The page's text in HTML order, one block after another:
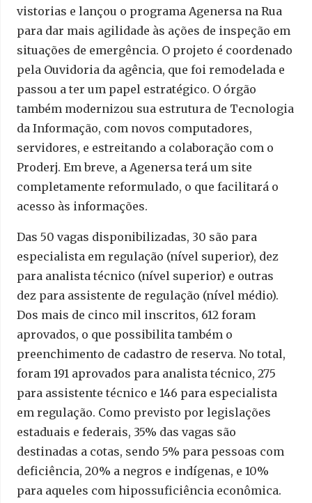
vistorias e lançou o programa Agenersa na Rua
para dar mais agilidade às ações de inspeção em
situações de emergência. O projeto é coordenado
pela Ouvidoria da agência, que foi remodelada e
passou a ter um papel estratégico. O órgão
também modernizou sua estrutura de Tecnologia
da Informação, com novos computadores,
servidores, e estreitando a colaboração com o
Proderj. Em breve, a Agenersa terá um site
completamente reformulado, o que facilitará o
acesso às informações.
Das 50 vagas disponibilizadas, 30 são para
especialista em regulação (nível superior), dez
para analista técnico (nível superior) e outras
dez para assistente de regulação (nível médio).
Dos mais de cinco mil inscritos, 612 foram
aprovados, o que possibilita também o
preenchimento de cadastro de reserva. No total,
foram 191 aprovados para analista técnico, 275
para assistente técnico e 146 para especialista
em regulação. Como previsto por legislações
estaduais e federais, 35% das vagas são
destinadas a cotas, sendo 5% para pessoas com
deficiência, 20% a negros e indígenas, e 10%
para aqueles com hipossuficiência econômica.